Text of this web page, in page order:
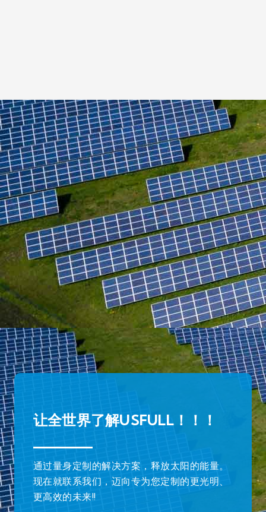
让全世界了解USFULL！！！
通过量身定制的解决方案，释放太阳的能量。
现在就联系我们，迈向专为您定制的更光明、
更高效的未来!!